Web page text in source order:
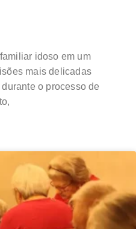
idoso em um
mais delicadas
o processo de